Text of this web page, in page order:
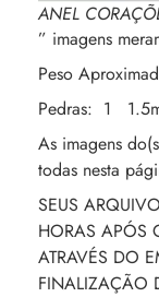
ANEL
” imagens
Peso
Pedras: 1
As imagens
todas nesta
SEUS
HORAS APÓS
ATRAVÉS DO
FINALIZAÇÃO